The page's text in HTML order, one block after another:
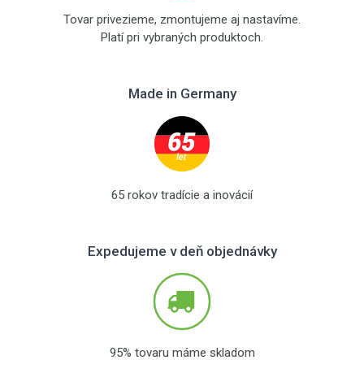
Tovar privezieme, zmontujeme aj nastavíme.
Platí pri vybraných produktoch.
Made in Germany
65 rokov tradície a inovácií
Expedujeme v deň objednávky
95% tovaru máme skladom